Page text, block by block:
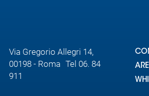
Via Gregorio Allegri 14,
00198 - Roma Tel 06. 84
911